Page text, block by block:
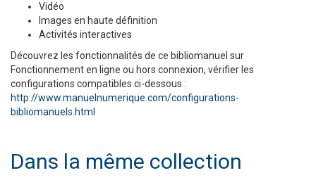
Vidéo
Images en haute définition
Activités interactives
Découvrez les fonctionnalités de ce bibliomanuel sur
Fonctionnement en ligne ou hors connexion, vérifier les
configurations compatibles ci-dessous :
http://www.manuelnumerique.com/configurations-
bibliomanuels.html
Dans la même collection